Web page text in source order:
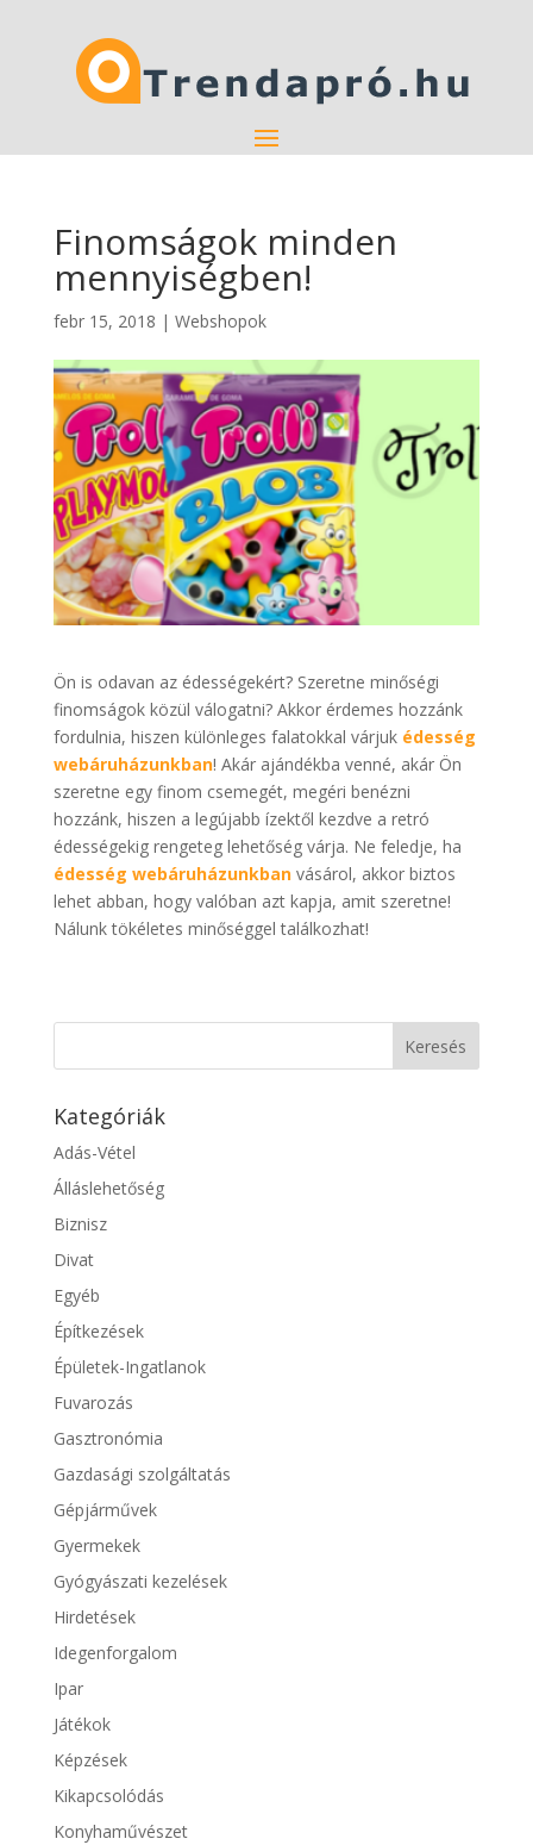
Finomságok minden
mennyiségben!
febr 15, 2018 | Webshopok
Ön is odavan az édességekért? Szeretne minőségi
finomságok közül válogatni? Akkor érdemes hozzánk
fordulnia, hiszen különleges falatokkal várjuk édesség
webáruházunkban! Akár ajándékba venné, akár Ön
szeretne egy finom csemegét, megéri benézni
hozzánk, hiszen a legújabb ízektől kezdve a retró
édességekig rengeteg lehetőség várja. Ne feledje, ha
édesség webáruházunkbanvásárol, akkor biztos
lehet abban, hogy valóban azt kapja, amit szeretne!
Nálunk tökéletes minőséggel találkozhat!
Kategóriák
Adás-Vétel
Álláslehetőség
Biznisz
Divat
Egyéb
Építkezések
Épületek-Ingatlanok
Fuvarozás
Gasztronómia
Gazdasági szolgáltatás
Gépjárművek
Gyermekek
Gyógyászati kezelések
Hirdetések
Idegenforgalom
Ipar
Játékok
Képzések
Kikapcsolódás
Konyhaművészet